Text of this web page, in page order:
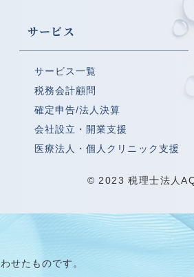
サービス
サービス一覧
税務会計顧問
確定申告/法人決算
会社設立・開業支援
医療法人・個人クリニック支援
© 2023 税理士法人
せたものです。